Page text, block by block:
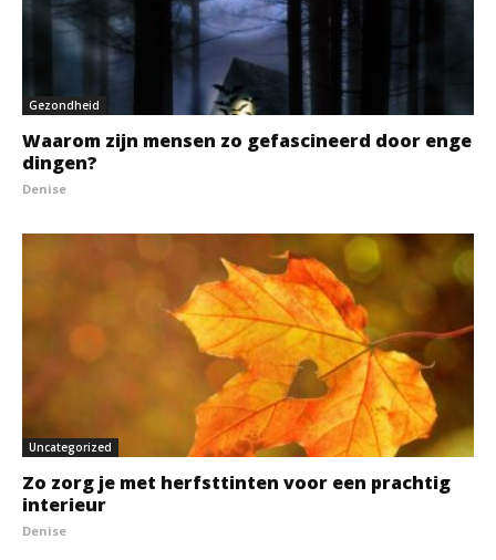
Gezondheid
Waarom zijn mensen zo gefascineerd door enge
dingen?
Denise
Uncategorized
Zo zorg je met herfsttinten voor een prachtig
interieur
Denise